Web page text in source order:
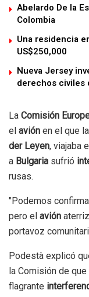
Abelardo De la
Colombia
Una residencia
US$250,000
Nueva Jersey
derechos civiles
La Comisión
el avión en el que la
der Leyen, viajaba
a Bulgaria sufrió
rusas.
"Podemos
pero el avión
portavoz
Podestà explicó
la Comisión de
flagrante